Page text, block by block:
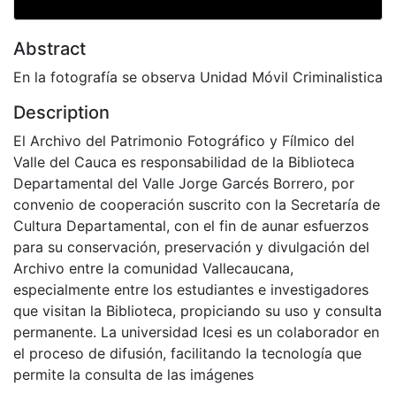
Abstract
En la fotografía se observa Unidad Móvil Criminalistica
Description
El Archivo del Patrimonio Fotográfico y Fílmico del
Valle del Cauca es responsabilidad de la Biblioteca
Departamental del Valle Jorge Garcés Borrero, por
convenio de cooperación suscrito con la Secretaría de
Cultura Departamental, con el fin de aunar esfuerzos
para su conservación, preservación y divulgación del
Archivo entre la comunidad Vallecaucana,
especialmente entre los estudiantes e investigadores
que visitan la Biblioteca, propiciando su uso y consulta
permanente. La universidad Icesi es un colaborador en
el proceso de difusión, facilitando la tecnología que
permite la consulta de las imágenes